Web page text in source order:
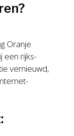
Oranje
een rijks­
vernieuwd,